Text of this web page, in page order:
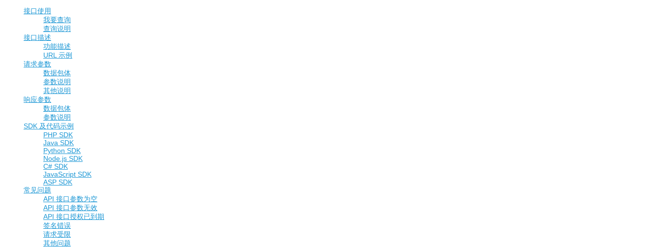
接口使用
我要查询
查询说明
接口描述
功能描述
URL 示例
请求参数
数据包体
参数说明
其他说明
响应参数
数据包体
参数说明
SDK 及代码示例
PHP SDK
Java SDK
Python SDK
Node.js SDK
C# SDK
JavaScript SDK
ASP SDK
常见问题
API 接口参数为空
API 接口参数无效
API 接口授权已到期
签名错误
请求受限
其他问题